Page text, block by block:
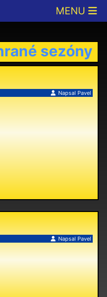
sezóny
Napsal Pavel
Napsal Pavel